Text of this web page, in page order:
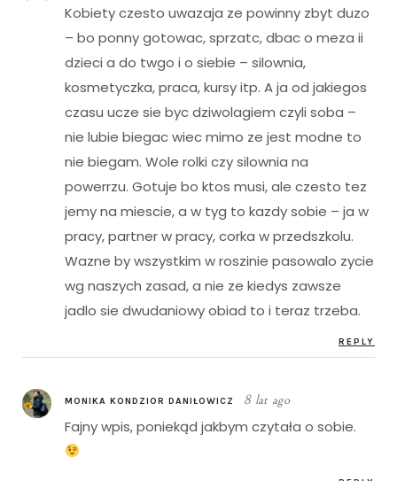
Kobiety czesto uwazaja ze powinny zbyt duzo
– bo ponny gotowac, sprzatc, dbac o meza ii
dzieci a do twgo i o siebie – silownia,
kosmetyczka, praca, kursy itp. A ja od jakiegos
czasu ucze sie byc dziwolagiem czyli soba –
nie lubie biegac wiec mimo ze jest modne to
nie biegam. Wole rolki czy silownia na
powerrzu. Gotuje bo ktos musi, ale czesto tez
jemy na miescie, a w tyg to kazdy sobie – ja w
pracy, partner w pracy, corka w przedszkolu.
Wazne by wszystkim w roszinie pasowalo zycie
wg naszych zasad, a nie ze kiedys zawsze
jadlo sie dwudaniowy obiad to i teraz trzeba.
REPLY
MONIKA KONDZIOR DANIŁOWICZ 8 lat ago
Fajny wpis, poniekąd jakbym czytała o sobie.